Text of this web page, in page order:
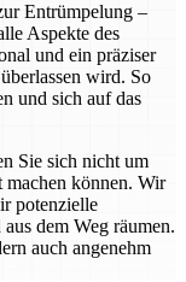
Entrümpelung –
Aspekte des
und ein präziser
wird. So
und sich auf das
Sie sich nicht um
können. Wir
potenzielle
dem Weg räumen.
auch angenehm